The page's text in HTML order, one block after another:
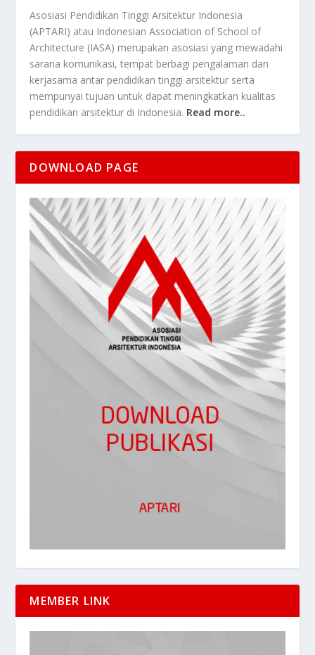
Asosiasi Pendidikan Tinggi Arsitektur Indonesia
(APTARI) atau Indonesian Association of School of
Architecture (IASA) merupakan asosiasi yang mewadahi
sarana komunikasi, tempat berbagi pengalaman dan
kerjasama antar pendidikan tinggi arsitektur serta
mempunyai tujuan untuk dapat meningkatkan kualitas
pendidikan arsitektur di Indonesia. Read more..
DOWNLOAD PAGE
MEMBER LINK